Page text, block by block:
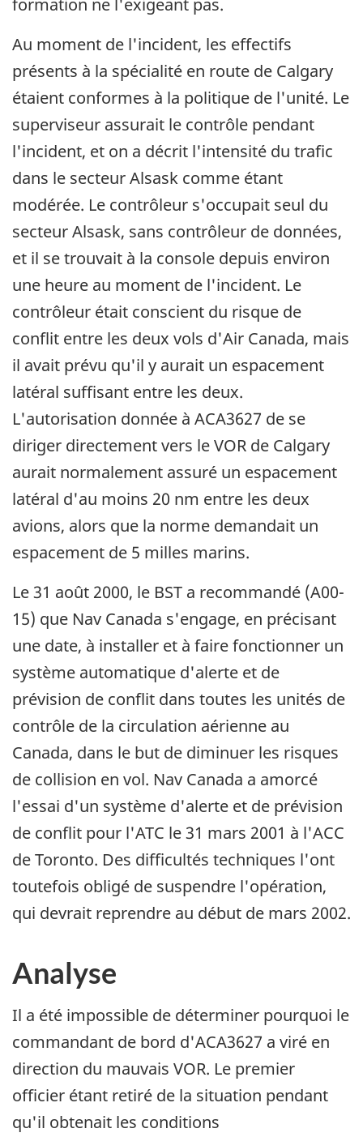
formation ne l'exigeant pas.
Au moment de l'incident, les effectifs
présents à la spécialité en route de Calgary
étaient conformes à la politique de l'unité. Le
superviseur assurait le contrôle pendant
l'incident, et on a décrit l'intensité du trafic
dans le secteur Alsask comme étant
modérée. Le contrôleur s'occupait seul du
secteur Alsask, sans contrôleur de données,
et il se trouvait à la console depuis environ
une heure au moment de l'incident. Le
contrôleur était conscient du risque de
conflit entre les deux vols d'Air Canada, mais
il avait prévu qu'il y aurait un espacement
latéral suffisant entre les deux.
L'autorisation donnée à ACA3627 de se
diriger directement vers le VOR de Calgary
aurait normalement assuré un espacement
latéral d'au moins 20 nm entre les deux
avions, alors que la norme demandait un
espacement de 5 milles marins.
Le 31 août 2000, le BST a recommandé (A00-
15) que Nav Canada s'engage, en précisant
une date, à installer et à faire fonctionner un
système automatique d'alerte et de
prévision de conflit dans toutes les unités de
contrôle de la circulation aérienne au
Canada, dans le but de diminuer les risques
de collision en vol. Nav Canada a amorcé
l'essai d'un système d'alerte et de prévision
de conflit pour l'ATC le 31 mars 2001 à l'ACC
de Toronto. Des difficultés techniques l'ont
toutefois obligé de suspendre l'opération,
qui devrait reprendre au début de mars 2002.
Analyse
Il a été impossible de déterminer pourquoi le
commandant de bord d'ACA3627 a viré en
direction du mauvais VOR. Le premier
officier étant retiré de la situation pendant
qu'il obtenait les conditions